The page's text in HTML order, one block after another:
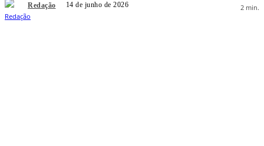
Redação 14 de junho de 2026 2 min.